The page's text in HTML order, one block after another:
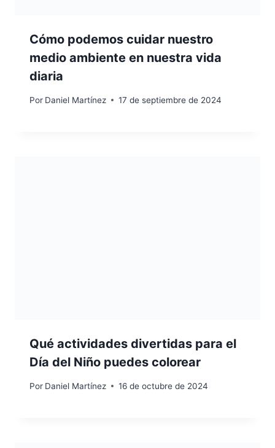
Cómo podemos cuidar nuestro
medio ambiente en nuestra vida
diaria
Por Daniel Martínez 17 de septiembre de 2024
Qué actividades divertidas para el
Día del Niño puedes colorear
Por Daniel Martínez 16 de octubre de 2024